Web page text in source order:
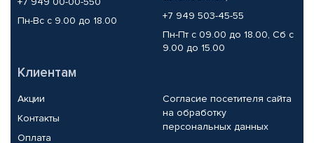
Пн-Вс с 9.00 до 18.00
+7 949 503-45-55
Пн-Пт с 09.00 до 18.00, Сб с
9.00 до 15.00
Клиентам
Акции
Контакты
Оплата
Согласие посетителя сайта
на обработку
персональных данных